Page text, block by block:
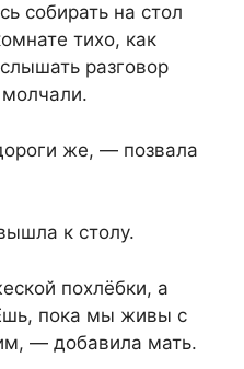
собирать на стол
тихо, как
разговор
же, — позвала
к столу.
похлёбки, а
пока мы живы с
— добавила мать.